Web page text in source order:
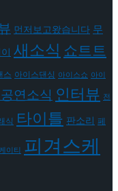
먼저보고왔습니다 무
새소식쇼트트
스 아이스댄싱 아이스쇼 아이
연소식 인터뷰 전
식 타이틀 판소리 페
이티 피겨스케